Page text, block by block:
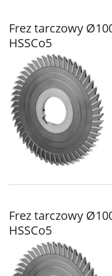
Frez tarczowy
HSSCo5
Frez tarczowy
HSSCo5